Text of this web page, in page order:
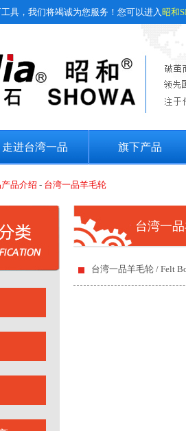
具，我们将竭诚为您服务！您可以进入 昭和
走进台湾一品 旗下产品
品介绍 - 台湾一品羊毛轮
台湾一
台湾一品羊毛轮 / Felt